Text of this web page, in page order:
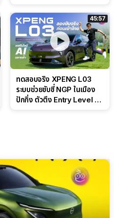
45:57
ทดสอบจริง XPENG L03
ระบบช่วยขับขี่ NGP ในเมือง
ปักกิ่ง ตัวตึง Entry Level ที่